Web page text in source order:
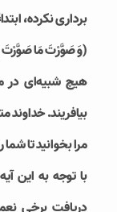
برداری نکرده،
(وَ صَوَّرْتَ مَا صَوَّرْتَ
هیچ شبیه‌ای در
بیافریند.
مرا بخوانيد تا شما
با توجه به این